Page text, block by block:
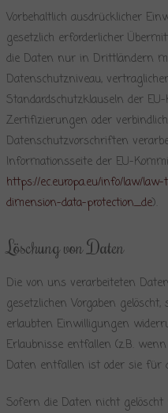
Vorbehaltlich ausdrücklicher
gesetzlich erforderlicher
die Daten nur in Drittländern
Datenschutzniveau,
Standardschutzklauseln der
Zertifizierungen oder
Datenschutzvorschriften
Informationsseite der EU-
https://ec.europa.eu/info/law/
dimension-data-protection_de).
Löschung von Daten
Die von uns verarbeiteten
gesetzlichen Vorgaben
erlaubten Einwilligungen
Erlaubnisse entfallen (z.B.
Daten entfallen ist oder sie für
Sofern die Daten nicht